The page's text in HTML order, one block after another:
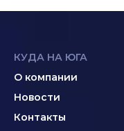
КУДА НА ЮГА
О компании
Новости
Контакты